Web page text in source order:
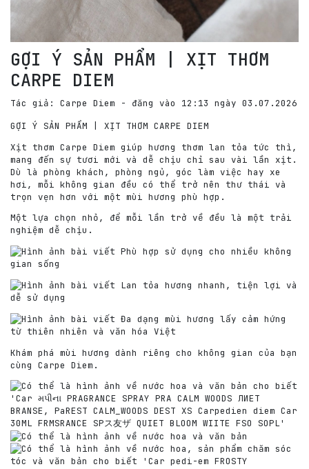
GỢI Ý SẢN PHẨM | XỊT THƠM
CARPE DIEM
Tác giả: Carpe Diem - đăng vào 12:13 ngày 03.07.2026
GỢI Ý SẢN PHẨM | XỊT THƠM CARPE DIEM
Xịt thơm Carpe Diem giúp hương thơm lan tỏa tức thì,
mang đến sự tươi mới và dễ chịu chỉ sau vài lần xịt.
Dù là phòng khách, phòng ngủ, góc làm việc hay xe
hơi, mỗi không gian đều có thể trở nên thư thái và
trọn vẹn hơn với một mùi hương phù hợp.
Một lựa chọn nhỏ, để mỗi lần trở về đều là một trải
nghiệm dễ chịu.
Phù hợp sử dụng cho nhiều không
gian sống
Lan tỏa hương nhanh, tiện lợi và
dễ sử dụng
Đa dạng mùi hương lấy cảm hứng
từ thiên nhiên và văn hóa Việt
Khám phá mùi hương dành riêng cho không gian của bạn
cùng Carpe Diem.